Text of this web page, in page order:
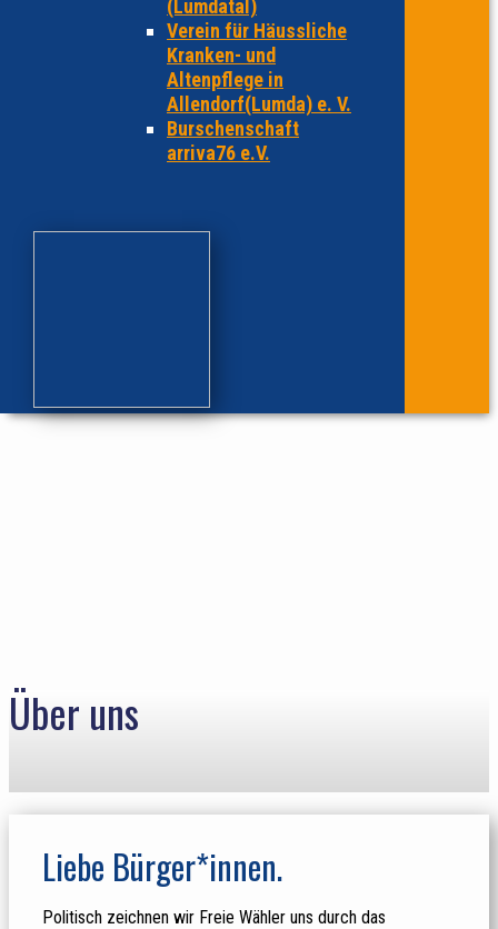
(Lumdatal)
Verein für Häussliche
Kranken- und
Altenpflege in
Allendorf(Lumda) e. V.
Burschenschaft
arriva76 e.V.
Über uns
Liebe Bürger*innen.
Politisch zeichnen wir Freie Wähler uns durch das